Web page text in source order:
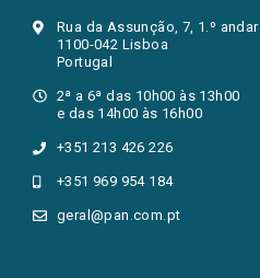
Rua da Assunção, 7, 1.º andar
1100-042 Lisboa
Portugal
2ª a 6ª das 10h00 às 13h00
e das 14h00 às 16h00
+351 213 426 226
+351 969 954 184
geral@pan.com.pt